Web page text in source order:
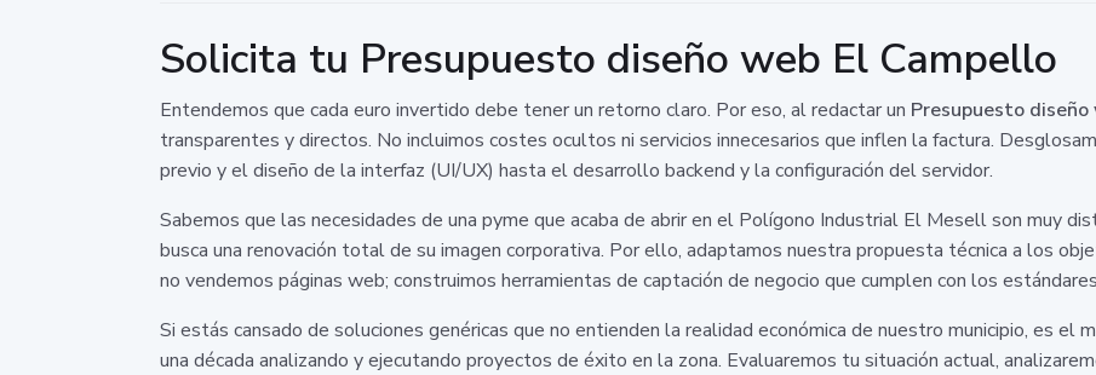
Solicita tu Presupuesto diseño web El Campello
Entendemos que cada euro invertido debe tener un retorno claro. Por eso, al redactar un Presupuesto
transparentes y directos. No incluimos costes ocultos ni servicios innecesarios que inflen la factura.
previo y el diseño de la interfaz (UI/UX) hasta el desarrollo backend y la configuración del servidor.
Sabemos que las necesidades de una pyme que acaba de abrir en el Polígono Industrial El Mesell son muy
busca una renovación total de su imagen corporativa. Por ello, adaptamos nuestra propuesta técnica a los
no vendemos páginas web; construimos herramientas de captación de negocio que cumplen con los
Si estás cansado de soluciones genéricas que no entienden la realidad económica de nuestro municipio, es el
una década analizando y ejecutando proyectos de éxito en la zona. Evaluaremos tu situación actual,